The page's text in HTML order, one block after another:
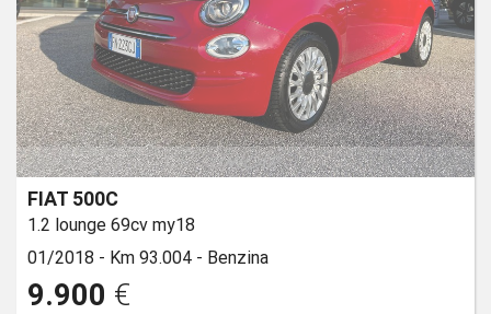
FIAT 500C
1.2 lounge 69cv my18
01/2018 - Km 93.004 - Benzina
9.900 €